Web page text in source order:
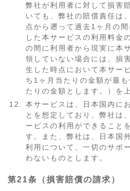
弊社が利用者に対して損害
いても、弊社の賠償責任は
点から遡って過去1ヶ月の
した本サービスの利用料金
の間に利用者から現実に本
領していない場合には、損
生した時点において本サー
ち1ヶ月当たりの金額が最
たりの金額とします。）を
本サービスは、日本国内に
とを想定しており、弊社は
ービスの利用ができること
す。また、弊社は、日本国
利用について、一切のサポ
わないものとします。
第21条（損害賠償の請求）